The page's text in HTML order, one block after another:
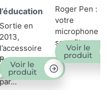
Roger Pen :
microphone
sans fil...
Voir le
produit
Clip-On
Mic
Roger Clip-
On Mic : le
microphone
à...